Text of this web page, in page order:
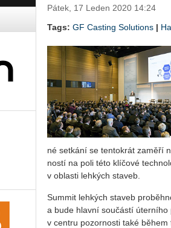
Pátek, 17 Leden 2020 14:24
Tags: GF Cas­ting So­lu­ti­ons |
né se­tká­ní se ten­to­krát za­mě­ří
nos­tí na poli této klí­čo­vé
v ob­las­ti leh­kých sta­veb.
Sum­mit leh­kých sta­veb
a bude hlav­ní sou­čás­tí úter­ní­ho
v cen­t­ru po­zor­nos­ti také